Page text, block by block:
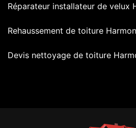
Réparateur installateur de velux
Rehaussement de toiture
Devis nettoyage de toiture